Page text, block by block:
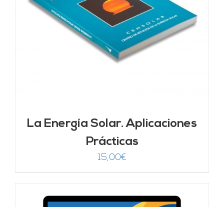
La Energía Solar. Aplicaciones
Prácticas
15,00€